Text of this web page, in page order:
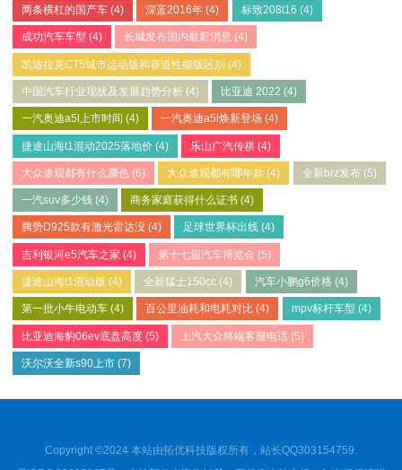
两条横杠的国产车 (4) 深蓝2016年 (4) 标致208t16 (4)
成功汽车车型 (4) 长城发布国内最新消息 (4)
凯迪拉克CT5城市运动版和赛道性能版区别 (4)
中国汽车行业现状及发展趋势分析 (4) 比亚迪 2022 (4)
一汽奥迪a5l上市时间 (4) 一汽奥迪a5l焕新登场 (4)
捷途山海t1混动2025落地价 (4) 乐山广汽传祺 (4)
大众途观都有什么颜色 (6) 大众途观都有哪年款 (4) 全新brz发布(5)
一汽suv多少钱 (4) 商务家庭获得什么证书 (4)
腾势D925款有激光雷达没 (4) 足球世界杯出线 (4)
吉利银河e5汽车之家 (4) 第十七届汽车博览会 (5)
捷途山海t1混动版 (4) 全新猛士150cc (4) 汽车小鹏g6价格 (4)
第一批小牛电动车 (4) 百公里油耗和电耗对比 (4) mpv标杆车型 (4)
比亚迪海豹06ev底盘高度 (5) 上汽大众终端客服电话 (5)
沃尔沃全新s90上市 (7)
Copyright ©2024 本站由拓优科技版权所有，站长QQ303154759.